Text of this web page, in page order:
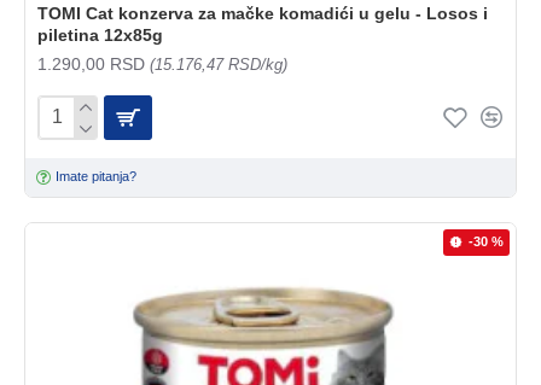
TOMI Cat konzerva za mačke komadići u gelu - Losos i
piletina 12x85g
1.290,00 RSD (15.176,47 RSD/kg)
Imate pitanja?
-30 %